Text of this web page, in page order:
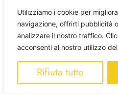
Utilizziamo i cookie per
navigazione, offrirti pubblicità
analizzare il nostro traffico.
acconsenti al nostro utilizzo
Rifiuta tutto
Articolo 20 – Reclami
1. In caso di frode
oggetto l’uso indebito
del collegamento di
dei locali nei quali è
Cliente, i pagamenti
fraudolento oggetto di